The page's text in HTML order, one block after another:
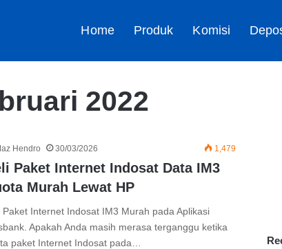
Home Produk Komisi
2022
Hendro 30/03/2026 1,479
Paket Internet Indosat Data IM3
Murah Lewat HP
Paket Internet Indosat IM3 Murah pada Aplikasi
Apakah Anda masih merasa terganggu ketika
paket Internet Indosat pada…